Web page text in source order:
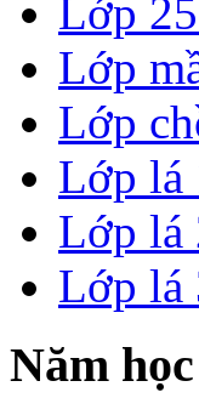
Lớp
Lớp
Lớp
Lớp lá
Lớp lá
Lớp lá
Năm